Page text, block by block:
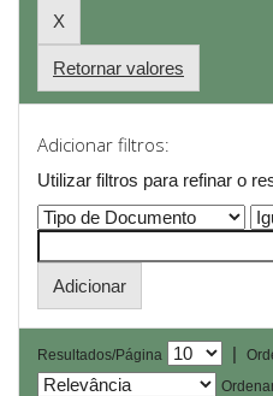
Retornar valores
Adicionar filtros:
Utilizar filtros para refinar o
Resultados/Página |